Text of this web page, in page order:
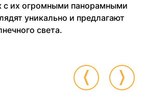
с их огромными панорамными
уникально и предлагают
света.